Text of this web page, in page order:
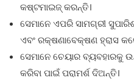
କଷ୍ଟମାଇଜ୍ କରନ୍ତି।
ସେମାନେ ଏପରି ସାମଗ୍ରୀ
ଏବଂ ରକ୍ଷଣାବେକ୍ଷଣ ହ୍ରାସ
ସେମାନେ ଚେୟାର ବ୍ୟବହାରକୁ
କରିବା ପାଇଁ ପରାମର୍ଶ ଦିଅନ୍ତି।